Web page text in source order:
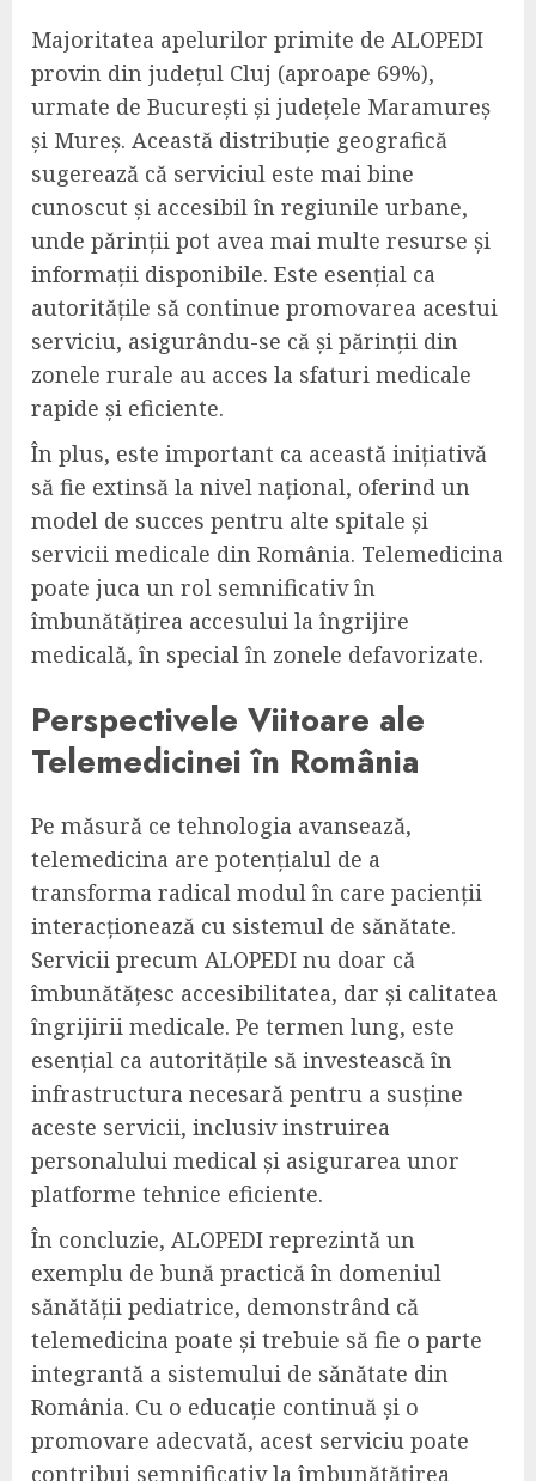
Majoritatea apelurilor primite de ALOPEDI
provin din județul Cluj (aproape 69%),
urmate de București și județele Maramureș
și Mureș. Această distribuție geografică
sugerează că serviciul este mai bine
cunoscut și accesibil în regiunile urbane,
unde părinții pot avea mai multe resurse și
informații disponibile. Este esențial ca
autoritățile să continue promovarea acestui
serviciu, asigurându-se că și părinții din
zonele rurale au acces la sfaturi medicale
rapide și eficiente.
În plus, este important ca această inițiativă
să fie extinsă la nivel național, oferind un
model de succes pentru alte spitale și
servicii medicale din România. Telemedicina
poate juca un rol semnificativ în
îmbunătățirea accesului la îngrijire
medicală, în special în zonele defavorizate.
Perspectivele Viitoare ale
Telemedicinei în România
Pe măsură ce tehnologia avansează,
telemedicina are potențialul de a
transforma radical modul în care pacienții
interacționează cu sistemul de sănătate.
Servicii precum ALOPEDI nu doar că
îmbunătățesc accesibilitatea, dar și calitatea
îngrijirii medicale. Pe termen lung, este
esențial ca autoritățile să investească în
infrastructura necesară pentru a susține
aceste servicii, inclusiv instruirea
personalului medical și asigurarea unor
platforme tehnice eficiente.
În concluzie, ALOPEDI reprezintă un
exemplu de bună practică în domeniul
sănătății pediatrice, demonstrând că
telemedicina poate și trebuie să fie o parte
integrantă a sistemului de sănătate din
România. Cu o educație continuă și o
promovare adecvată, acest serviciu poate
contribui semnificativ la îmbunătățirea